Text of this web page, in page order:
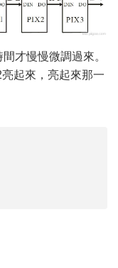
才慢慢微調過來。
起來，亮起來那一